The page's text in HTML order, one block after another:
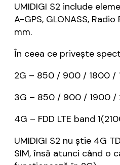
UMIDIGI S2 include
A-GPS, GLONASS,
mm.
În ceea ce priveşte
2G – 850 / 900 / 1800 /
3G – 850 / 900 / 1900 /
4G – FDD LTE band
UMIDIGI S2 nu ştie 4G
SIM, însă atunci când o